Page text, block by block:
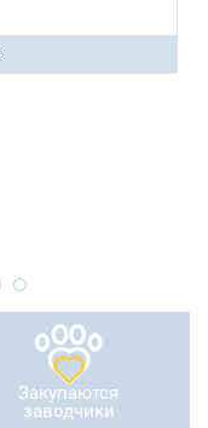
Закупаются
заводчики